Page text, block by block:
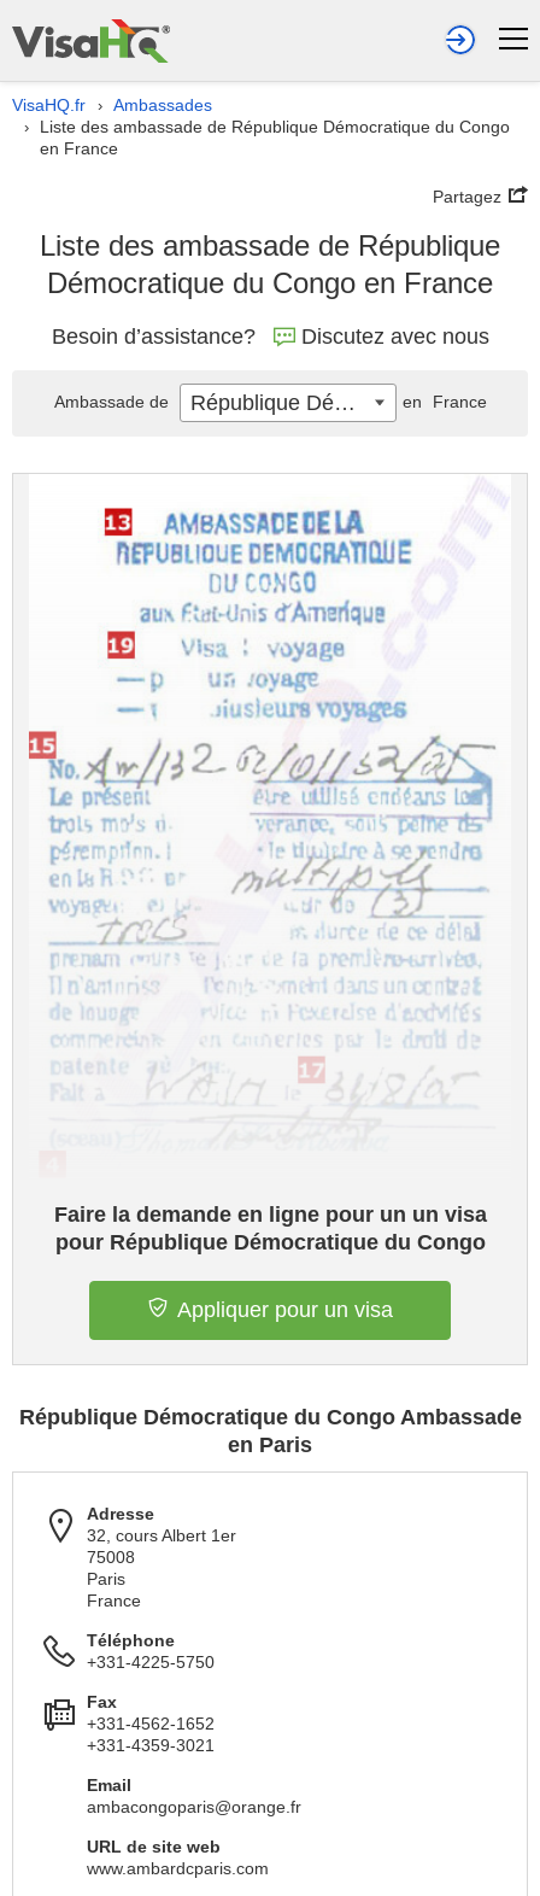
VisaHQ.fr › Ambassades
›
Liste des ambassade de République Démocratique du Congo
en France
Partagez
Liste des ambassade de République
Démocratique du Congo en France
Besoin d’assistance? Discutez avec nous
Faire la demande en ligne pour un un visa
pour République Démocratique du Congo
Appliquer pour un visa
République Démocratique du Congo Ambassade
en Paris
Adresse
32, cours Albert 1er
75008
Paris
France
Téléphone
+331-4225-5750
Fax
+331-4562-1652
+331-4359-3021
Email
ambacongoparis@orange.fr
URL de site web
www.ambardcparis.com
Ambassade de République Démocratique du Congo en France